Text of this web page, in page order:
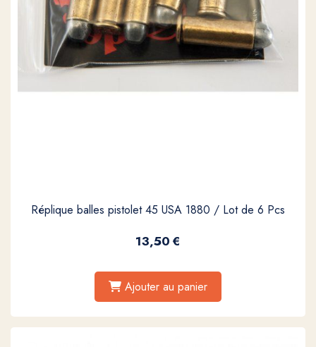
Réplique balles pistolet 45 USA 1880 / Lot de 6 Pcs
13,50€
Ajouter au panier